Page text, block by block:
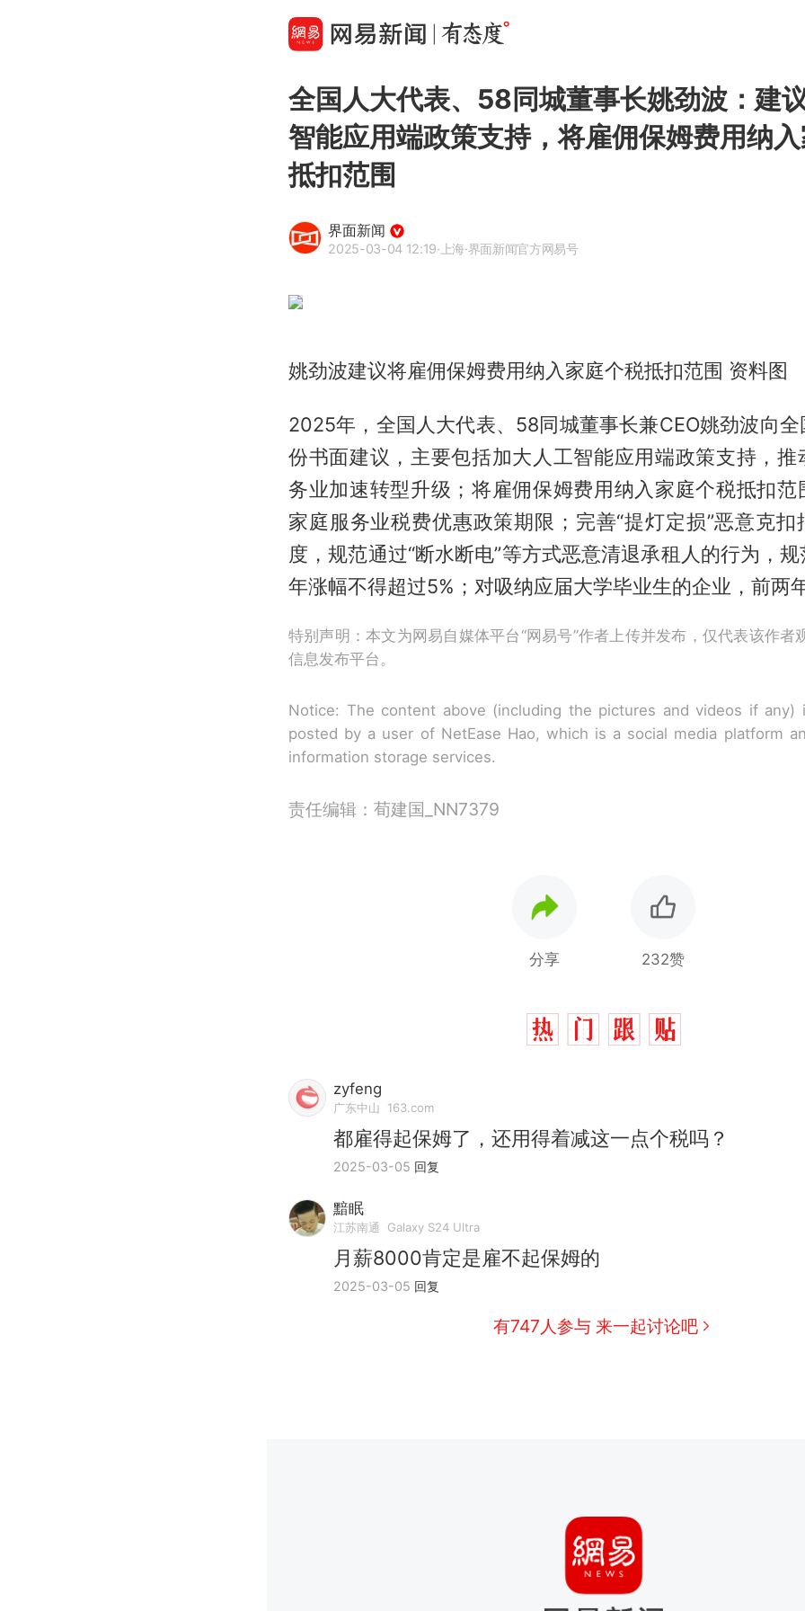
全国人大代表、58同城董事长姚劲波：建
智能应用端政策支持，将雇佣保姆费用纳
抵扣范围
界面新闻
2025-03-04 12:19·上海·界面新闻官方网易号
姚劲波建议将雇佣保姆费用纳入家庭个税抵扣范围 资料图
2025年，全国人大代表、58同城董事长兼CEO姚劲波向
份书面建议，主要包括加大人工智能应用端政策支持，推
务业加速转型升级；将雇佣保姆费用纳入家庭个税抵扣范
家庭服务业税费优惠政策期限；完善“提灯定损”恶意克扣
度，规范通过“断水断电”等方式恶意清退承租人的行为，
年涨幅不得超过5%；对吸纳应届大学毕业生的企业，前两
特别声明：本文为网易自媒体平台“网易号”作者上传并发布，仅代表该作者
信息发布平台。
Notice: The content above (including the pictures and videos if any)
posted by a user of NetEase Hao, which is a social media platform
information storage services.
责任编辑：荀建国_NN7379
分享 232赞
zyfeng
广东中山 163.com
都雇得起保姆了，还用得着减这一点个税吗？
2025-03-05 回复
黯眠
江苏南通 Galaxy S24 Ultra
月薪8000肯定是雇不起保姆的
2025-03-05 回复
有747人参与 来一起讨论吧